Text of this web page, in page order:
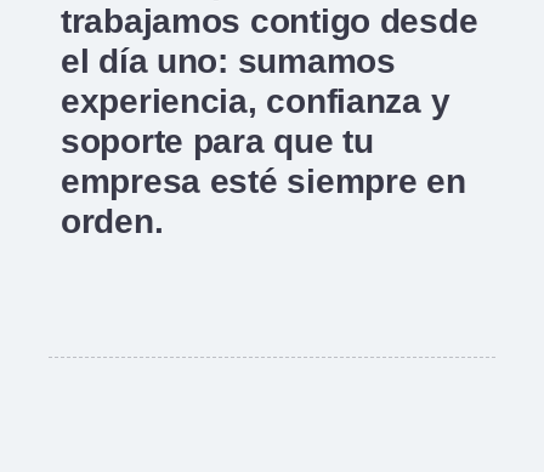
trabajamos contigo desde
el día uno: sumamos
experiencia, confianza y
soporte para que tu
empresa esté siempre en
orden.